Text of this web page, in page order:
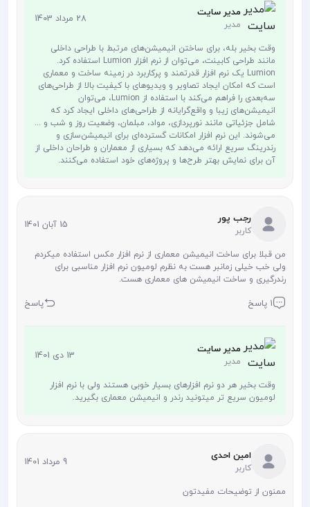
مدیر سایت
مدیر 28 مرداد 1403
وقت بخیر بله، برای ساختن انیمیشن‌های مرتبط با طراحی داخلی
مانند طراحی کابینت، می‌توان از نرم افزار Lumion استفاده کرد.
Lumion یک نرم افزار قدرتمند و پرکاربرد در زمینه ساخت و معماری
است که امکان ایجاد تصاویر و ویدیوهای با کیفیت بالا از طراحی‌های
سه‌بعدی را فراهم می‌کند با استفاده از Lumion، می‌توان
انیمیشن‌های زیبا و واقع‌گرایانه از طراحی‌های داخلی ایجاد کرد که
شامل جزئیاتی مانند نورپردازی، مواد، مبلمان، وضعیت روز و شب و ...
می‌شوند. این نرم افزار امکانات گسترده‌ای برای انیمیشن‌سازی و
رندرینگ سریع ارائه می‌دهد که بسیاری از معماران و طراحان داخلی از
آن برای نمایش بهتر طرح‌ها و پروژه‌های خود استفاده می‌کنند.
رجب پور
کاربر 15 آبان 1401
من قبلا برای ساخت انیمیشن معماری از نرم افزار مکس استفاده میکردم
ولی خب خیلی زمانبر هست به نظرم لومیون نرم افزار مناسبی برای
رندرگیری و ساخت انیمیشن های معماری هست.
1 پاسخ پاسخ
مدیر سایت
مدیر 13 دی 1401
وقت بخیر هر دو نرم افزارهای بسیار خوبی هستند ولی با نرم افزار
لومیون سریع تر میتونید رندر و انیمیشن معماری بگیرید.
امین احدی
کاربر 9 مرداد 1401
ممنون از توضیحات مفیدتون